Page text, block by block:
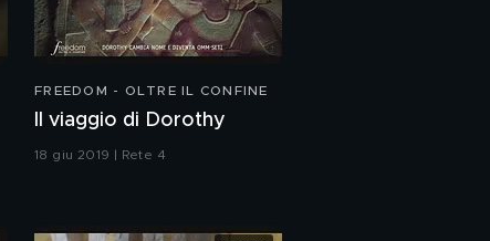
FREEDOM - OLTRE IL CONFINE
Il viaggio di Dorothy
18 giu 2019 | Rete 4